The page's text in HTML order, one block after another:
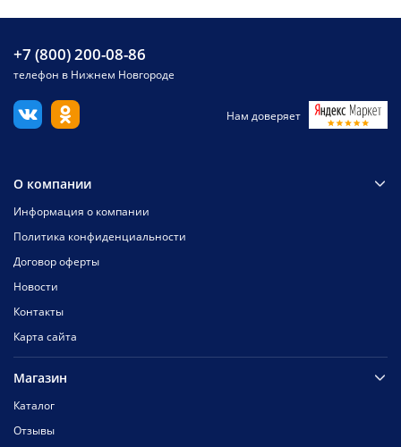
+7 (800) 200-08-86
телефон в Нижнем Новгороде
Нам доверяет
О компании
Информация о компании
Политика конфиденциальности
Договор оферты
Новости
Контакты
Карта сайта
Магазин
Каталог
Отзывы